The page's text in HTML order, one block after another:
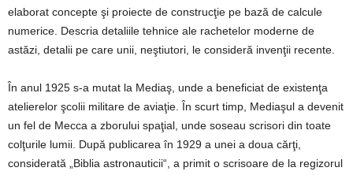
elaborat concepte şi proiecte de construcţie pe bază de calcule
numerice. Descria detaliile tehnice ale rachetelor moderne de
astăzi, detalii pe care unii, neştiutori, le consideră invenţii recente.
În anul 1925 s-a mutat la Mediaş, unde a beneficiat de existenţa
atelierelor şcolii militare de aviaţie. În scurt timp, Mediaşul a devenit
un fel de Mecca a zborului spaţial, unde soseau scrisori din toate
colţurile lumii. După publicarea în 1929 a unei a doua cărţi,
considerată „Biblia astronauticii“, a primit o scrisoare de la regizorul